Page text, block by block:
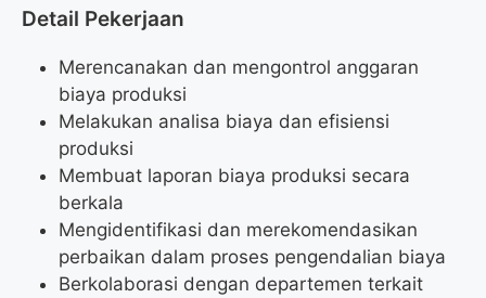
Detail Pekerjaan
Merencanakan dan mengontrol anggaran
biaya produksi
Melakukan analisa biaya dan efisiensi
produksi
Membuat laporan biaya produksi secara
berkala
Mengidentifikasi dan merekomendasikan
perbaikan dalam proses pengendalian biaya
Berkolaborasi dengan departemen terkait